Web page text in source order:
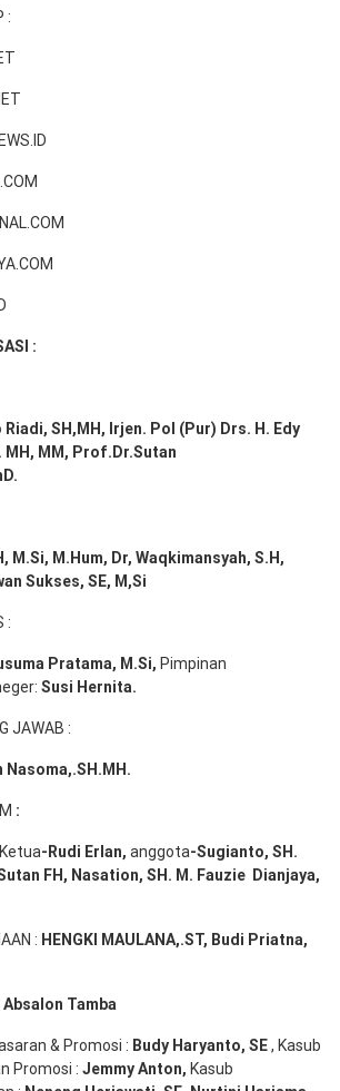
:
:
Riadi, SH,MH , Irjen. Pol (Pur) Drs. H. Edy
MH, MM, Prof. Dr.Sutan
M.Si, M.Hum, Dr, Waqkimansyah, S.H,
Sukses, SE, M,Si
:
Pratama, M.Si, Pimpinan
Susi Hernita.
JAWAB :
Nasoma,.SH.MH.
:
Ketua-Rudi Erlan, anggota-Sugianto, SH.
FH, Nasation, SH. M. Fauzie Dianjaya,
: HENGKI MAULANA,.ST, Budi Priatna,
Absalon Tamba
& Promosi : Budy Haryanto, SE, Kasub
Promosi : Jemmy Anton, Kasub